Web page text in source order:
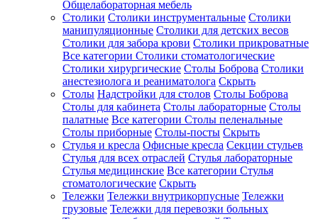
Общелабораторная мебель
Столики Столики инструментальные Столики
манипуляционные Столики для детских весов
Столики для забора крови Столики прикроватные
Все категории Столики стоматологические
Столики хирургические Столы Боброва Столики
анестезиолога и реаниматолога Скрыть
Столы Надстройки для столов Столы Боброва
Столы для кабинета Столы лабораторные Столы
палатные Все категории Столы пеленальные
Столы приборные Столы-посты Скрыть
Стулья и кресла Офисные кресла Секции стульев
Стулья для всех отраслей Стулья лабораторные
Стулья медицинские Все категории Стулья
стоматологические Скрыть
Тележки Тележки внутрикорпусные Тележки
грузовые Тележки для перевозки больных